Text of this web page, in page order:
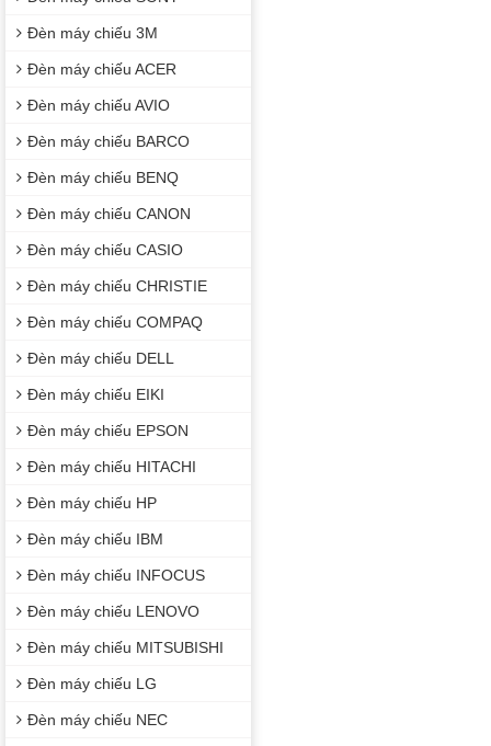
Đèn máy chiếu 3M
Đèn máy chiếu ACER
Đèn máy chiếu AVIO
Đèn máy chiếu BARCO
Đèn máy chiếu BENQ
Đèn máy chiếu CANON
Đèn máy chiếu CASIO
Đèn máy chiếu CHRISTIE
Đèn máy chiếu COMPAQ
Đèn máy chiếu DELL
Đèn máy chiếu EIKI
Đèn máy chiếu EPSON
Đèn máy chiếu HITACHI
Đèn máy chiếu HP
Đèn máy chiếu IBM
Đèn máy chiếu INFOCUS
Đèn máy chiếu LENOVO
Đèn máy chiếu MITSUBISHI
Đèn máy chiếu LG
Đèn máy chiếu NEC